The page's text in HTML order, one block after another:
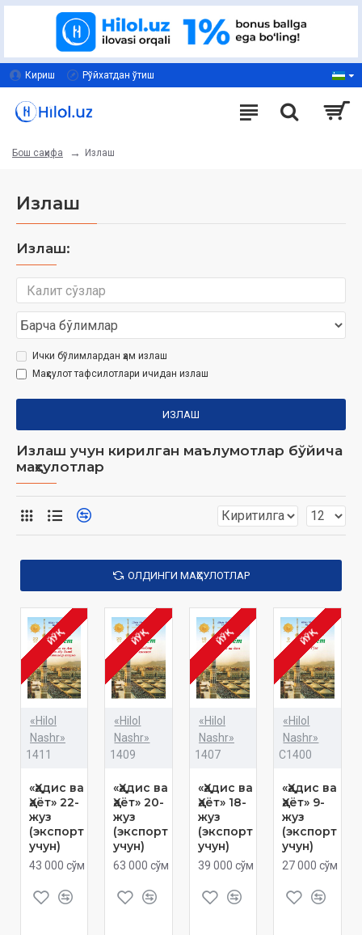
Кириш Рўйхатдан ўтиш
Бош саҳифа Излаш
Излаш
Излаш:
Ички бўлимлардан ҳам излаш
Маҳсулот тафсилотлари ичидан излаш
ИЗЛАШ
Излаш учун кирилган маълумотлар бўйича
маҳсулотлар
ОЛДИНГИ МАҲСУЛОТЛАР
ЙЎҚ
«Hilol
Nashr»
1411
«Ҳадис ва
Ҳаёт» 22-
жуз
(экспорт
учун)
43 000 сўм
ЙЎҚ
«Hilol
Nashr»
1409
«Ҳадис ва
Ҳаёт» 20-
жуз
(экспорт
учун)
63 000 сўм
ЙЎҚ
«Hilol
Nashr»
1407
«Ҳадис ва
Ҳаёт» 18-
жуз
(экспорт
учун)
39 000 сўм
ЙЎҚ
«Hilol
Nashr»
C1400
«Ҳадис ва
Ҳаёт» 9-
жуз
(экспорт
учун)
27 000 сўм